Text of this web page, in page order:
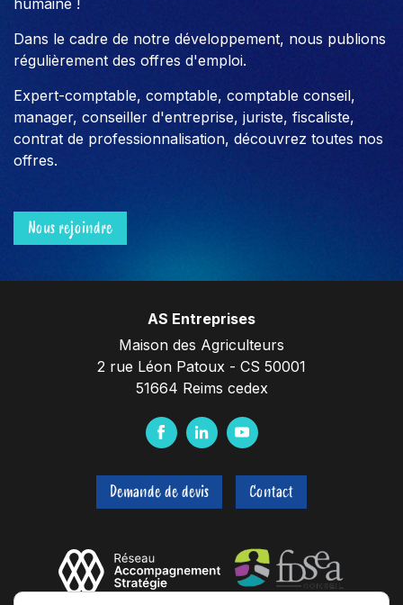
Dans le cadre de notre développement, nous publions
régulièrement des offres d'emploi.
Expert-comptable, comptable, comptable conseil,
manager, conseiller d'entreprise, juriste, fiscaliste,
contrat de professionnalisation, découvrez toutes nos
offres.
Nous rejoindre
AS Entreprises
Maison des Agriculteurs
2 rue Léon Patoux - CS 50001
51664 Reims cedex
F
c
e
o
k
L
n
k
I
n
Y
u
t
b
e
Demande de devis Contact